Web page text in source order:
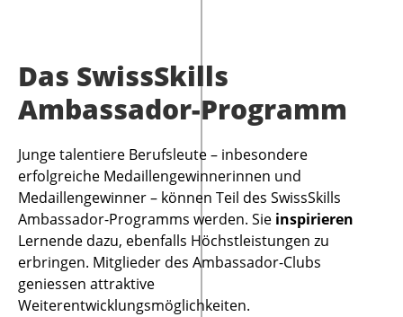
Das SwissSkills
Ambassador-Programm
Junge talentiere Berufsleute – inbesondere
erfolgreiche Medaillengewinnerinnen und
Medaillengewinner – können Teil des SwissSkills
Ambassador-Programms werden. Sie inspirieren
Lernende dazu, ebenfalls Höchstleistungen zu
erbringen. Mitglieder des Ambassador-Clubs
geniessen attraktive
Weiterentwicklungsmöglichkeiten.